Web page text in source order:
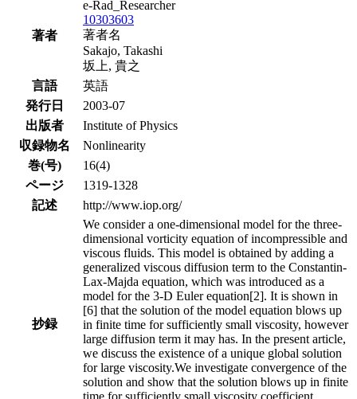
著者
e-Rad_Researcher
10303603
著者名
Sakajo, Takashi
坂上, 貴之
言語
英語
発行日
2003-07
出版者
Institute of Physics
収録物名
Nonlinearity
巻(号)
16(4)
ページ
1319-1328
記述
http://www.iop.org/
抄録
We consider a one-dimensional model for the three-
dimensional vorticity equation of incompressible and
viscous fluids. This model is obtained by adding a
generalized viscous diffusion term to the Constantin-
Lax-Majda equation, which was introduced as a
model for the 3-D Euler equation[2]. It is shown in
[6] that the solution of the model equation blows up
in finite time for sufficiently small viscosity, however
large diffusion term it may has. In the present article,
we discuss the existence of a unique global solution
for large viscosity.We investigate convergence of the
solution and show that the solution blows up in finite
time for sufficiently small viscosity coefficient